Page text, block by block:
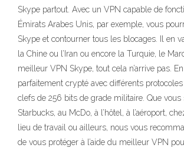
Skype partout. Avec un VPN capable de
Émirats Arabes Unis, par exemple, vous
Skype et contourner tous les blocages. Il en
la Chine ou l’Iran ou encore la Turquie, le
meilleur VPN Skype, tout cela n’arrive pas.
parfaitement crypté avec différents
clefs de 256 bits de grade militaire. Que vous
Starbucks, au McDo, à l’hôtel, à l’aéroport,
lieu de travail ou ailleurs, nous vous
de vous protéger à l’aide du meilleur VPN